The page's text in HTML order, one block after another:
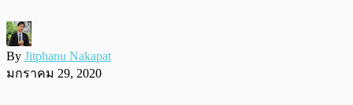
By Jitphanu Nakapat
มกราคม 29, 2020